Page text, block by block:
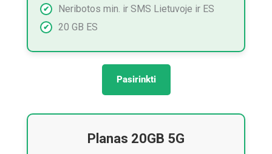
Neribotos min. ir SMS Lietuvoje ir ES
20 GB ES
Pasirinkti
Planas 20GB 5G